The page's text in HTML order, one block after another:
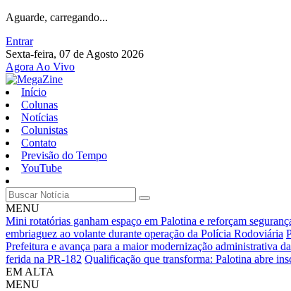
Aguarde, carregando...
Entrar
Sexta-feira, 07 de Agosto 2026
Agora Ao Vivo
Início
Colunas
Notícias
Colunistas
Contato
Previsão do Tempo
YouTube
MENU
Mini rotatórias ganham espaço em Palotina e reforçam
embriaguez ao volante durante operação da Polícia Rodoviária
Prefeitura e avança para a maior modernização administrativa
ferida na PR-182 Qualificação que transforma: Palotina abre
EM ALTA
MENU